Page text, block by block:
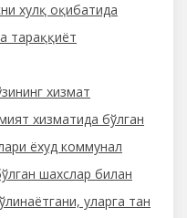
хулқ оқибатида
тараққиёт
хизмат
хизматида бўлган
ёхуд коммунал
шахслар билан
уларга тан